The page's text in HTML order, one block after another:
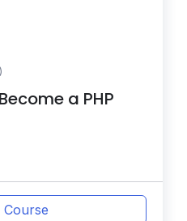
a PHP